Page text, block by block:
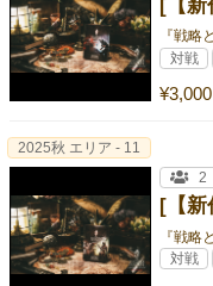
¥3,000
対戦
2025秋 エリア - 11
2
対戦